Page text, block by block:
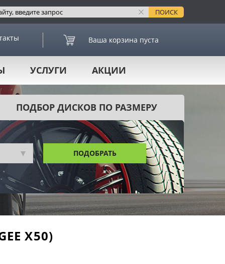
Ваша корзина пуста
УСЛУГИ АКЦИИ
ПОДБОР ДИСКОВ ПО РАЗМЕРУ
ПОДОБРАТЬ
X50)